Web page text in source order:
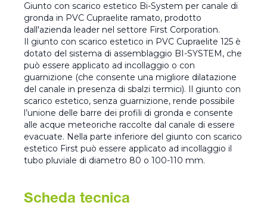
Giunto con scarico estetico Bi-System per canale di
gronda in PVC Cupraelite ramato, prodotto
dall'azienda leader nel settore First Corporation.
Il giunto con scarico estetico in PVC Cupraelite 125 è
dotato del sistema di assemblaggio BI-SYSTEM, che
può essere applicato ad incollaggio o con
guarnizione (che consente una migliore dilatazione
del canale in presenza di sbalzi termici). Il giunto con
scarico estetico, senza guarnizione, rende possibile
l’unione delle barre dei profili di gronda e consente
alle acque meteoriche raccolte dal canale di essere
evacuate. Nella parte inferiore del giunto con scarico
estetico First può essere applicato ad incollaggio il
tubo pluviale di diametro 80 o 100-110 mm.
Scheda tecnica